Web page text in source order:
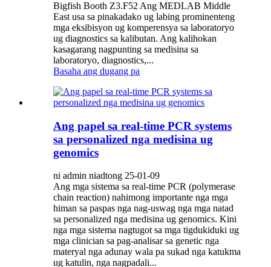
Bigfish Booth Z3.F52 Ang MEDLAB Middle
East usa sa pinakadako ug labing prominenteng
mga eksibisyon ug komperensya sa laboratoryo
ug diagnostics sa kalibutan. Ang kalihokan
kasagarang nagpunting sa medisina sa
laboratoryo, diagnostics,...
Basaha ang dugang pa
Ang papel sa real-time PCR systems
sa personalized nga medisina ug
genomics
ni admin niadtong 25-01-09
Ang mga sistema sa real-time PCR (polymerase
chain reaction) nahimong importante nga mga
himan sa paspas nga nag-uswag nga mga natad
sa personalized nga medisina ug genomics. Kini
nga mga sistema nagtugot sa mga tigdukiduki ug
mga clinician sa pag-analisar sa genetic nga
materyal nga adunay wala pa sukad nga katukma
ug katulin, nga nagpadali...